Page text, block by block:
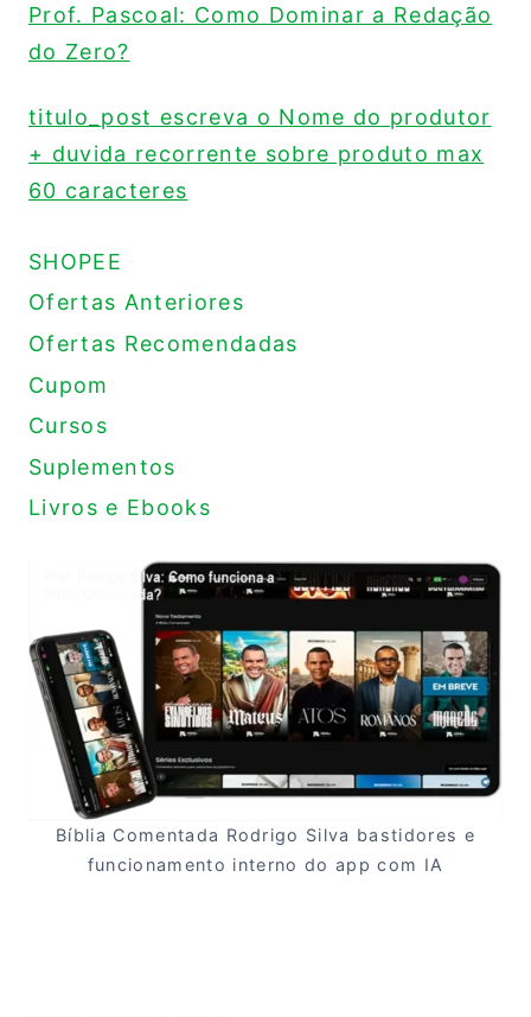
Prof. Pascoal: Como Dominar a Redação
do Zero?
titulo_post escreva o Nome do produtor
+ duvida recorrente sobre produto max
60 caracteres
SHOPEE
Ofertas Anteriores
Ofertas Recomendadas
Cupom
Cursos
Suplementos
Livros e Ebooks
Bíblia Comentada Rodrigo Silva bastidores e
funcionamento interno do app com IA